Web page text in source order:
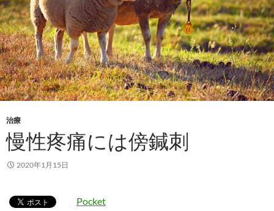
治療
慢性疼痛には傍鍼刺
2020年1月15日
Pocket